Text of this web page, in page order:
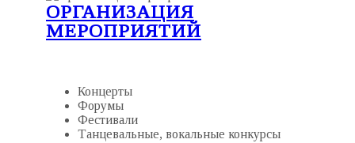
ОРГАНИЗАЦИЯ
МЕРОПРИЯТИЙ
Концерты
Форумы
Фестивали
Танцевальные, вокальные конкурсы